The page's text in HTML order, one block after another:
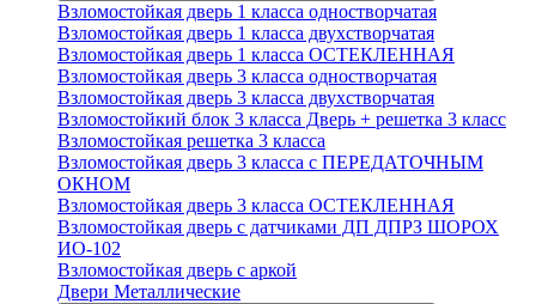
Взломостойкая дверь 1 класса одностворчатая
Взломостойкая дверь 1 класса двухстворчатая
Взломостойкая дверь 1 класса ОСТЕКЛЕННАЯ
Взломостойкая дверь 3 класса одностворчатая
Взломостойкая дверь 3 класса двухстворчатая
Взломостойкий блок 3 класса Дверь + решетка 3 класс
Взломостойкая решетка 3 класса
Взломостойкая дверь 3 класса с ПЕРЕДАТОЧНЫМ
ОКНОМ
Взломостойкая дверь 3 класса ОСТЕКЛЕННАЯ
Взломостойкая дверь с датчиками ДП ДПРЗ ШОРОХ
ИО-102
Взломостойкая дверь с аркой
Двери Металлические